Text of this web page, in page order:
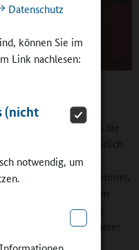
Datenschutz
können Sie im
Link nachlesen:
(nicht
notwendig, um
– zum Beispiel, wenn die
–, sollte uns das natürlich
wünschen wir uns
Wir sagen immer,
haben wir schon
– Hauptsache, die
der Anspruch unserer